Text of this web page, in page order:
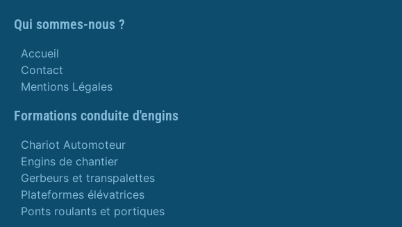
Qui sommes-nous ?
Accueil
Contact
Mentions Légales
Formations conduite d'engins
Chariot Automoteur
Engins de chantier
Gerbeurs et transpalettes
Plateformes élévatrices
Ponts roulants et portiques